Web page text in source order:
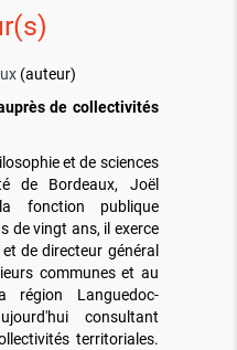
(auteur)
de collectivités
et de sciences
de Bordeaux, Joël
fonction publique
de vingt ans, il exerce
de directeur général
communes et au
région Languedoc-
consultant
territoriales.